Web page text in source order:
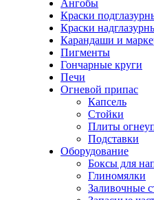
Ангобы
Краски
Краски
Карандаши и
Пигменты
Гончарные круги
Печи
Огневой припас
Капсель
Стойки
Плиты
Подставки
Оборудование
Боксы для
Глиномялки
Заливочные